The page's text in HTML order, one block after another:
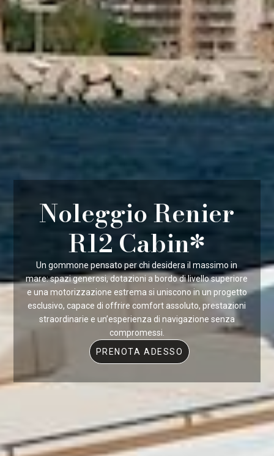
Noleggio Renier
R12 Cabin*
Un gommone pensato per chi desidera il massimo in
mare: spazi generosi, dotazioni a bordo di livello superiore
e una motorizzazione estrema si uniscono in un progetto
esclusivo, capace di offrire comfort assoluto, prestazioni
straordinarie e un’esperienza di navigazione senza
compromessi.
PRENOTA ADESSO